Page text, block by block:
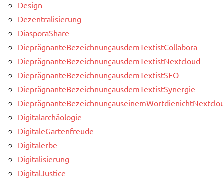
Design
Dezentralisierung
DiasporaShare
DieprägnanteBezeichnungausdemTextistCollabora
DieprägnanteBezeichnungausdemTextistNextcloud
DieprägnanteBezeichnungausdemTextistSEO
DieprägnanteBezeichnungausdemTextistSynergie
Digitalarchäologie
DigitaleGartenfreude
Digitalerbe
Digitalisierung
DigitalJustice